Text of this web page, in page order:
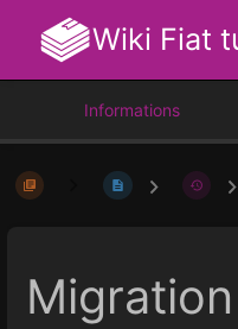
Wiki Fiat
Informations
Migration